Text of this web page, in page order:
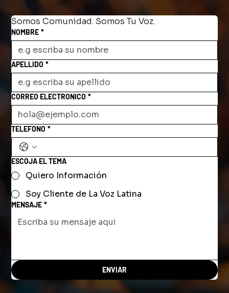
Somos Comunidad. Somos Tu Voz.
NOMBRE *
APELLIDO *
CORREO ELECTRONICO *
TELEFONO *
ESCOJA EL TEMA
Quiero Información
Soy Cliente de La Voz Latina
MENSAJE *
ENVIAR